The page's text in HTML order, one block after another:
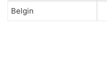
Belgin